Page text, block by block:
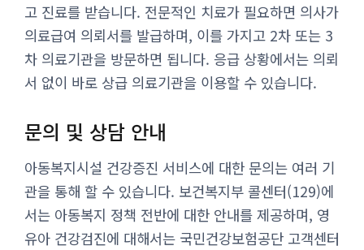
고 진료를 받습니다. 전문적인 치료가 필요하면 의사가
의료급여 의뢰서를 발급하며, 이를 가지고 2차 또는 3
차 의료기관을 방문하면 됩니다. 응급 상황에서는 의뢰
서 없이 바로 상급 의료기관을 이용할 수 있습니다.
문의 및 상담 안내
아동복지시설 건강증진 서비스에 대한 문의는 여러 기
관을 통해 할 수 있습니다. 보건복지부 콜센터(129)에
서는 아동복지 정책 전반에 대한 안내를 제공하며, 영
유아 건강검진에 대해서는 국민건강보험공단 고객센터